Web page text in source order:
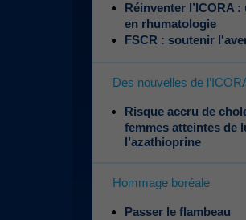
Réinventer l’ICORA
en rhumatologie
FSCR : soutenir
Des nouvelles de
Risque accru de
femmes atteintes de
l’azathioprine
Hommage boréale
Passer le flambeau